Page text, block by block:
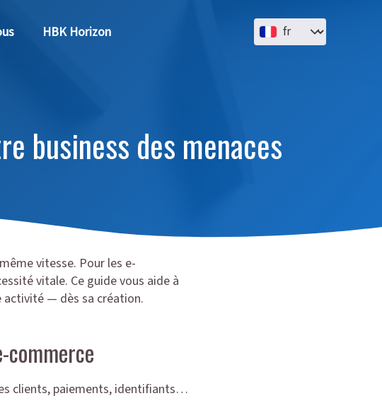
HBK Horizon Select your language
business des menaces
vitesse. Pour les e-
vitale. Ce guide vous aide à
activité — dès sa création.
commerce
clients, paiements, identifiants…